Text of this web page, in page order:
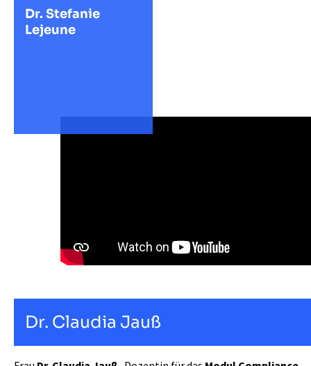
Dr. Stefanie
Lejeune
Dr. Claudia Jauß